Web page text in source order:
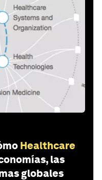
Healthcare
las
globales